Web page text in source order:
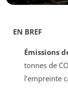
EN BREF
Émissions
tonnes de
l’empreinte